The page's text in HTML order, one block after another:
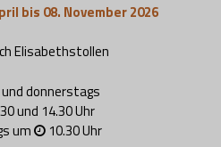
bis 08. November 2026
Elisabethstollen
donnerstags
und 14.30 Uhr
um
10.30 Uhr